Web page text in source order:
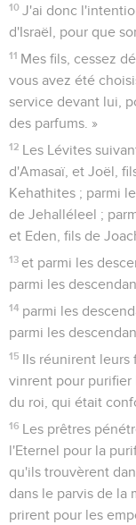
10 J'ai donc
d'Israël, pour que
11 Mes fils, cessez
vous avez été
service devant lui,
des parfums. »
12 Les Lévites
d'Amasaï, et Joël,
Kehathites ; parmi
de Jehalléleel ;
et Eden, fils de
13 et parmi les
parmi les
14 parmi les
parmi les
15 Ils réunirent leurs
vinrent pour purifier
du roi, qui était
16 Les prêtres
l'Eternel pour la
qu'ils trouvèrent
dans le parvis de la
prirent pour les